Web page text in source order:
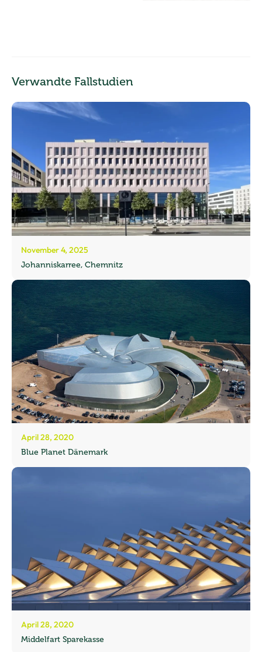
Verwandte Fallstudien
November 4, 2025
Johanniskarree, Chemnitz
April 28, 2020
Blue Planet Dänemark
April 28, 2020
Middelfart Sparekasse